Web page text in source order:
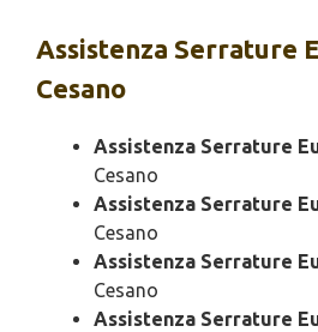
Assistenza Serrature
Cesano
Assistenza Serrature
Cesano
Assistenza Serrature
Cesano
Assistenza Serrature
Cesano
Assistenza Serrature